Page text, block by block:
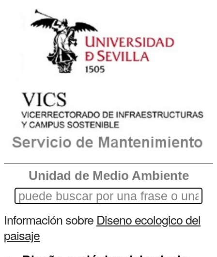
Unidad de Medio Ambiente
Información sobre Diseno ecologico del
paisaje